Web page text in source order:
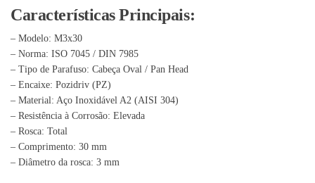
Características Principais:
– Modelo: M3x30
– Norma: ISO 7045 / DIN 7985
– Tipo de Parafuso: Cabeça Oval / Pan Head
– Encaixe: Pozidriv (PZ)
– Material: Aço Inoxidável A2 (AISI 304)
– Resistência à Corrosão: Elevada
– Rosca: Total
– Comprimento: 30 mm
– Diâmetro da rosca: 3 mm